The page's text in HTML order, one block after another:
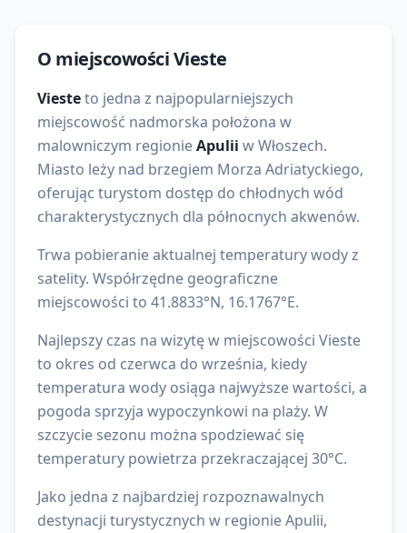
O miejscowościVieste
Viesteto jedna z najpopularniejszych
miejscowość nadmorska położona w
malowniczym regionieApulii wWłoszech.
Miasto leży nad brzegiem Morza Adriatyckiego,
oferując turystom dostęp do chłodnych wód
charakterystycznych dla północnych akwenów.
Trwa pobieranie aktualnej temperatury wody z
satelity. Współrzędne geograficzne
miejscowości to 41.8833°N, 16.1767°E.
Najlepszy czas na wizytę w miejscowości Vieste
to okres od czerwca do września, kiedy
temperatura wody osiąga najwyższe wartości, a
pogoda sprzyja wypoczynkowi na plaży. W
szczycie sezonu można spodziewać się
temperatury powietrza przekraczającej 30°C.
Jako jedna z najbardziej rozpoznawalnych
destynacji turystycznych w regionie Apulii,